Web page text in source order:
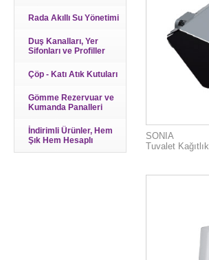
Rada Akıllı Su Yönetimi
Duş Kanalları, Yer
Sifonları ve Profiller
Çöp - Katı Atık Kutuları
Gömme Rezervuar ve
Kumanda Panalleri
İndirimli Ürünler, Hem
Şık Hem Hesaplı
SONIA
Tuvalet Kağıtlık